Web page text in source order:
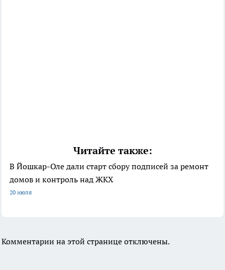
Читайте также:
В Йошкар-Оле дали старт сбору подписей за ремонт
домов и контроль над ЖКХ
20 июля
Комментарии на этой странице отключены.